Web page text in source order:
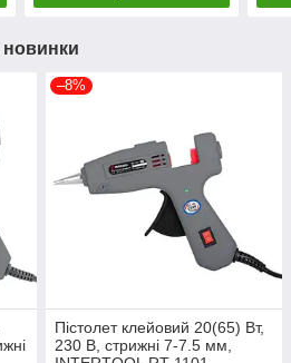
новинки
–8%
Пістолет клейовий 20(65) Вт,
230 В, стрижні 7-7.5 мм,